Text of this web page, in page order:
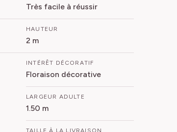
Très facile à réussir
HAUTEUR
2 m
INTÉRÊT DÉCORATIF
Floraison décorative
LARGEUR ADULTE
1.50 m
TAILLE À LA LIVRAISON